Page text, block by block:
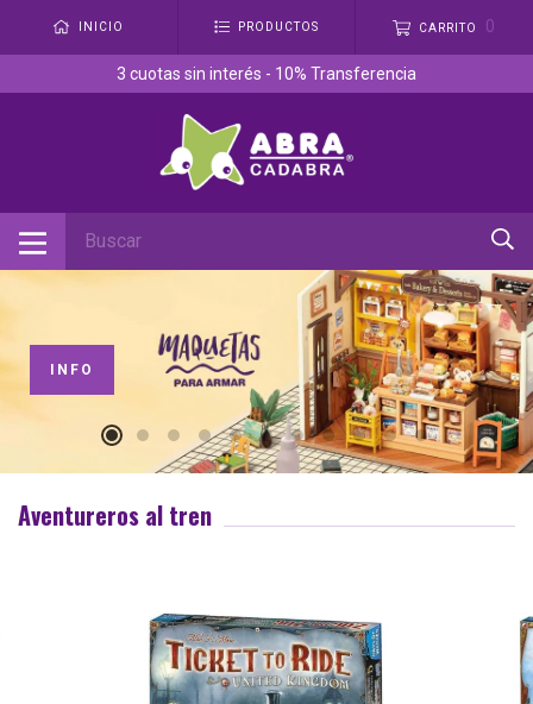
INICIO PRODUCTOS CARRITO 0
3 cuotas sin interés - 10% Transferencia
INFO
Aventureros al tren